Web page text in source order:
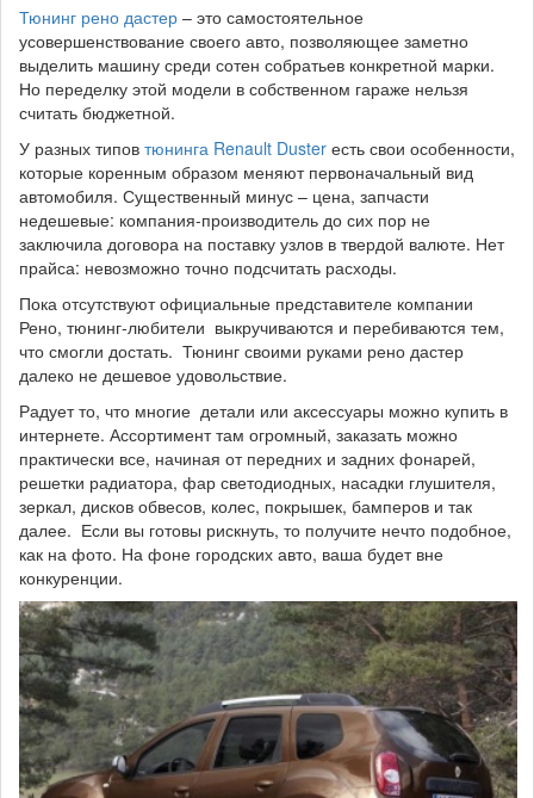
Тюнинг рено дастер – это самостоятельное
усовершенствование своего авто, позволяющее заметно
выделить машину среди сотен собратьев конкретной марки.
Но переделку этой модели в собственном гараже нельзя
считать бюджетной.
У разных типов тюнинга Renault Duster есть свои особенности,
которые коренным образом меняют первоначальный вид
автомобиля. Существенный минус – цена, запчасти
недешевые: компания-производитель до сих пор не
заключила договора на поставку узлов в твердой валюте. Нет
прайса: невозможно точно подсчитать расходы.
Пока отсутствуют официальные представителе компании
Рено, тюнинг-любители выкручиваются и перебиваются тем,
что смогли достать. Тюнинг своими руками рено дастер
далеко не дешевое удовольствие.
Радует то, что многие детали или аксессуары можно купить в
интернете. Ассортимент там огромный, заказать можно
практически все, начиная от передних и задних фонарей,
решетки радиатора, фар светодиодных, насадки глушителя,
зеркал, дисков обвесов, колес, покрышек, бамперов и так
далее. Если вы готовы рискнуть, то получите нечто подобное,
как на фото. На фоне городских авто, ваша будет вне
конкуренции.